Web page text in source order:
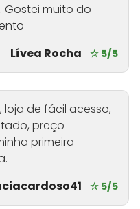
Gostei muito do
Lívea Rocha
☆ 5/5
de fácil acesso,
preço
primeira
☆ 5/5